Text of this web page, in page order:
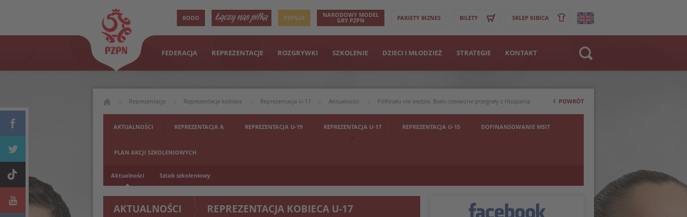
RODO PZPN24 NARODOWY MODEL
GRY PZPN PAKIETY BIZNES BILETY SKLEP KIBICA
FEDERACJA REPREZENTACJE ROZGRYWKI SZKOLENIE DZIECI I MŁODZIEŻ STRATEGIE KONTAKT
>
Strona WWW
Zawodnik
Reprezentacje Reprezentacje kobiece Reprezentacja U-17 Aktualności Półfinału nie będzie. Biało-czerwone przegrały z Hiszpanią POWRÓT
AKTUALNOŚCI REPREZENTACJA A REPREZENTACJA U-19 REPREZENTACJA U-17 REPREZENTACJA U-15 DOFINANSOWANIE MSIT
PLAN AKCJI SZKOLENIOWYCH
Aktualności Sztab szkoleniowy
AKTUALNOŚCI REPREZENTACJA KOBIECA U-17